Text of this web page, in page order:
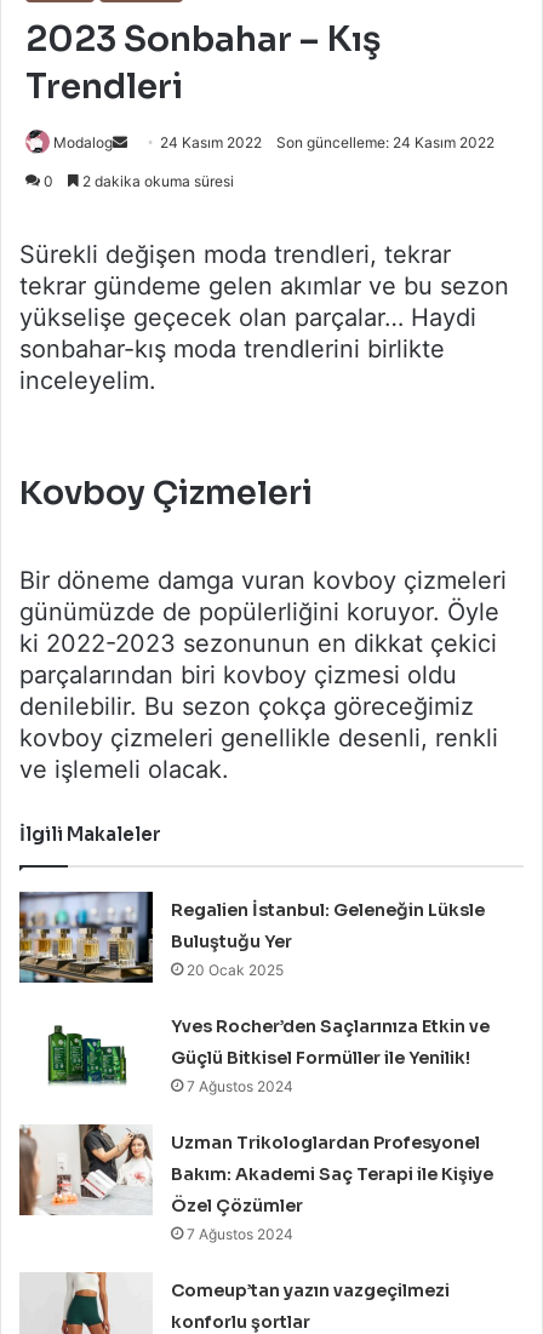
2023 Sonbahar – Kış
Trendleri
Modalog
Bir
24 Kasım 2022 Son güncelleme: 24 Kasım 2022
0 2 dakika okuma süresi
Sürekli değişen moda trendleri, tekrar
tekrar gündeme gelen akımlar ve bu sezon
yükselişe geçecek olan parçalar… Haydi
sonbahar-kış moda trendlerini birlikte
inceleyelim.
Kovboy Çizmeleri
Bir döneme damga vuran kovboy çizmeleri
günümüzde de popülerliğini koruyor. Öyle
ki 2022-2023 sezonunun en dikkat çekici
parçalarından biri kovboy çizmesi oldu
denilebilir. Bu sezon çokça göreceğimiz
kovboy çizmeleri genellikle desenli, renkli
ve işlemeli olacak.
İlgili Makaleler
Regalien İstanbul: Geleneğin Lüksle
Buluştuğu Yer
20 Ocak 2025
Yves Rocher’den Saçlarınıza Etkin ve
Güçlü Bitkisel Formüller ile Yenilik!
7 Ağustos 2024
Uzman Trikologlardan Profesyonel
Bakım: Akademi Saç Terapi ile Kişiye
Özel Çözümler
7 Ağustos 2024
Comeup’tan yazın vazgeçilmezi
konforlu şortlar